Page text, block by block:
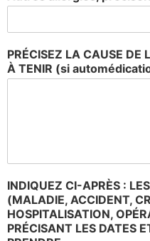
PRÉCISEZ LA CAUSE DE
À TENIR (si
INDIQUEZ CI-APRÈS :
(MALADIE, ACCIDENT,
HOSPITALISATION,
PRÉCISANT LES DATES